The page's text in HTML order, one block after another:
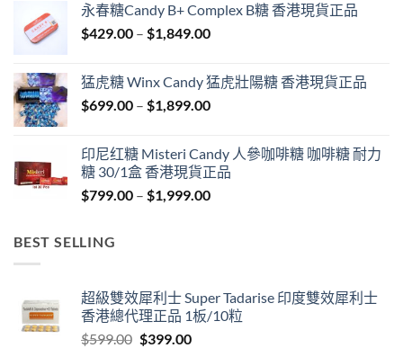
through
$1,999.00
永春糖Candy B+ Complex B糖 香港現貨正品
$429.00 – $1,849.00Price
through
$1,849.00
猛虎糖 Winx Candy 猛虎壯陽糖 香港現貨正品
$699.00 – $1,899.00Price
through
$1,899.00
印尼红糖 Misteri Candy 人參咖啡糖 咖啡糖 耐力
糖 30/1盒 香港現貨正品
$799.00 – $1,999.00Price
BEST SELLING
超級雙效犀利士 Super Tadarise 印度雙效犀利士
香港總代理正品 1板/10粒
$599.00 Original
$399.00Current